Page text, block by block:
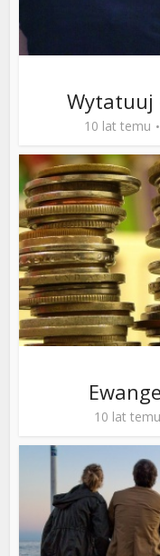
Wytatuuj
10 lat temu
10 lat temu